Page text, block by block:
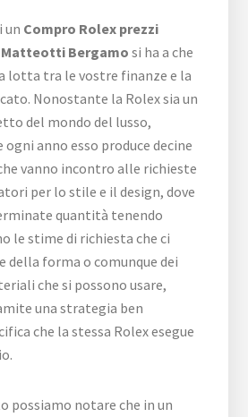
un Compro Rolex prezzi
Matteotti Bergamo si ha a che
lotta tra le vostre finanze e la
Nonostante la Rolex sia un
del mondo del lusso,
ogni anno esso produce decine
vanno incontro alle richieste
per lo stile e il design, dove
quantità tenendo
le stime di richiesta che ci
della forma o comunque dei
che si possono usare,
una strategia ben
che la stessa Rolex esegue
possiamo notare che in un